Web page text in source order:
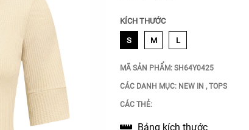
KÍCH THƯỚC
S M L
MÃ SẢN PHẨM: SH64Y0425
CÁC DANH MỤC: NEW IN ,TOPS
CÁC THẺ:
Bảng kích thước